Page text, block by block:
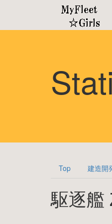
Top 建造開
駆逐艦